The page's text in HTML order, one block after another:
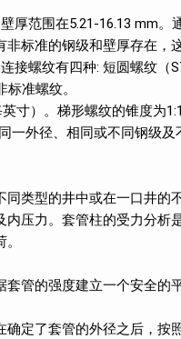
厚范围在5.21-16.13 mm
标准的钢级和壁厚存在，
接螺纹有四种: 短圆螺纹（
准螺纹。
寸）。梯形螺纹的锥度为
一外径、相同或不同钢级
类型的井中或在一口井的
压力。套管柱的受力分析
管的强度建立一个安全的
定了套管的外径之后，按